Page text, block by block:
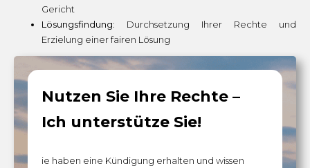
Gericht
Lösungsfindung: Durchsetzung Ihrer Rechte und
Erzielung einer fairen Lösung
Nutzen Sie Ihre Rechte –
Ich unterstütze Sie!
ie haben eine Kündigung erhalten und wissen